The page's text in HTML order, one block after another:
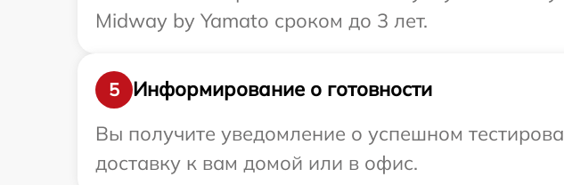
Midway by Yamato сроком до 3 лет.
5
Информирование о готовности
Вы получите уведомление о успешном
доставку к вам домой или в офис.